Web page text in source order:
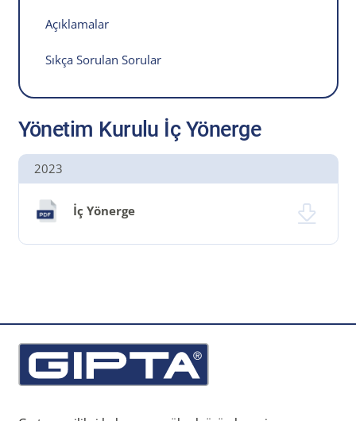
Açıklamalar
Sıkça Sorulan Sorular
Yönetim Kurulu İç Yönerge
2023
İç Yönerge